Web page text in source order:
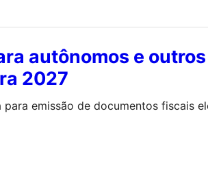
autônomos e outros
2027
emissão de documentos fiscais